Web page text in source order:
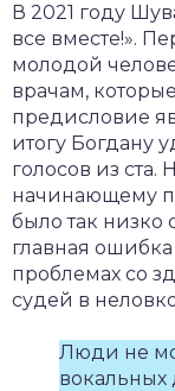
В 2021 году
все вместе!».
молодой
врачам,
предисловие
итогу Богдану
голосов из
начинающему
было так
главная
проблемах со
судей в
Люди не
вокальных